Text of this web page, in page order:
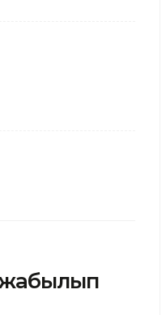
жабылып